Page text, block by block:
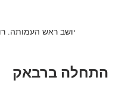
יושב ראש העמותה.
התחלה ברבאק